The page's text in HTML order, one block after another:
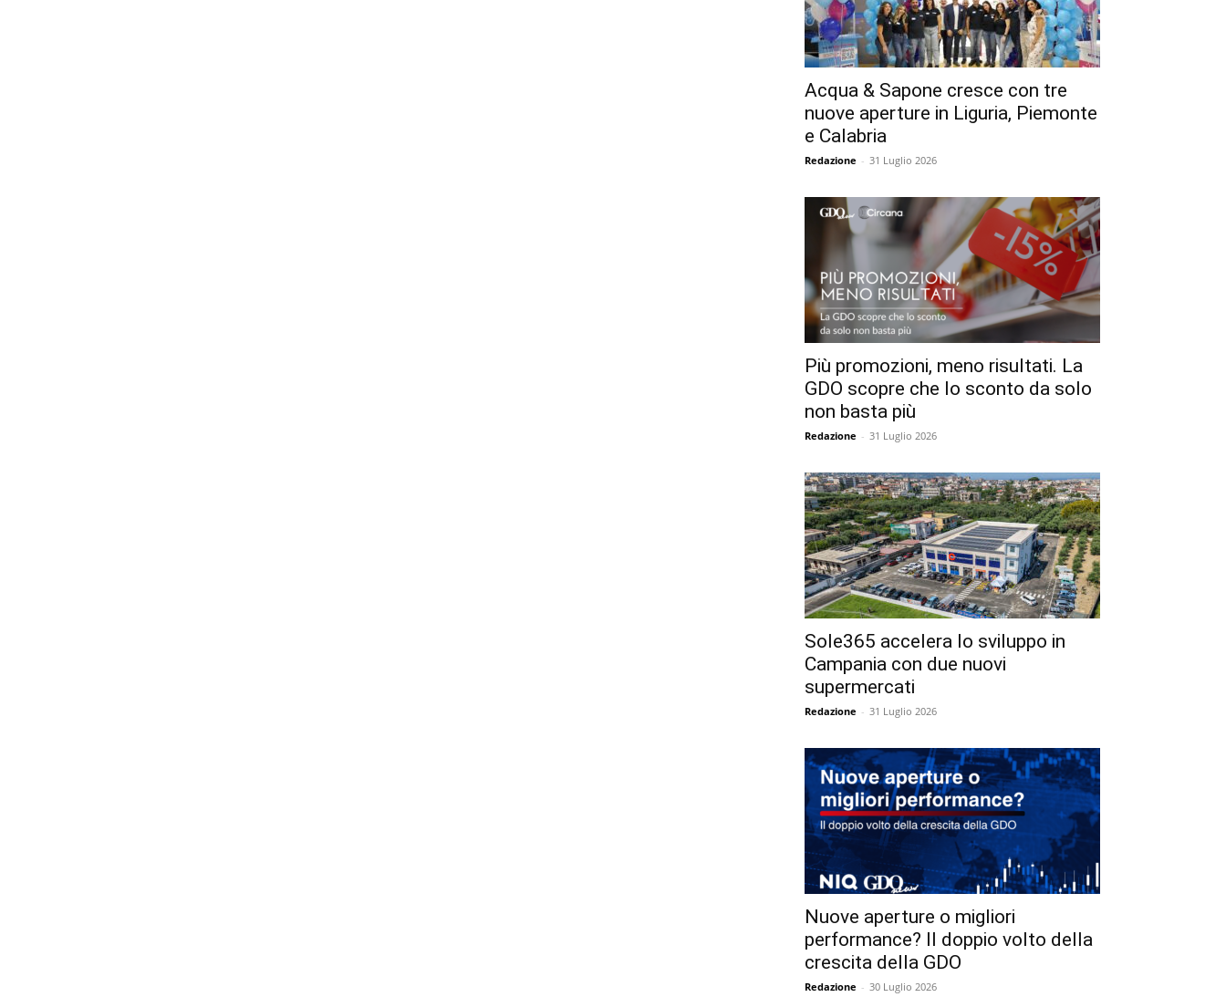
Acqua & Sapone cresce con tre
nuove aperture in Liguria, Piemonte
e Calabria
Redazione - 31 Luglio 2026
Più promozioni, meno risultati. La
GDO scopre che lo sconto da solo
non basta più
Redazione - 31 Luglio 2026
Sole365 accelera lo sviluppo in
Campania con due nuovi
supermercati
Redazione - 31 Luglio 2026
Nuove aperture o migliori
performance? Il doppio volto della
crescita della GDO
Redazione - 30 Luglio 2026